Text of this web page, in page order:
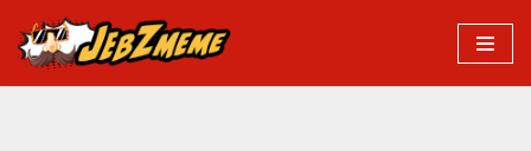
Przejdź
do